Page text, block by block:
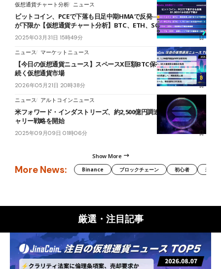
仮想通貨チャート分析 ニュース
ビットコイン、PCEで下落も日足中期HMAで反発──81,000ドル付近
が下限か【仮想通貨チャート分析】BTC、ETH、SOL、XRP
2025年03月31日 15時49分
ニュース マーケットニュース
【今日の仮想通貨ニュース】スペースX巨額BTC保有判明｜弱気警戒
続く仮想通貨市場
2026年05月21日 20時38分
ニュース アルトコインニュース
米フォワード・インダストリーズ、約2,500億円調達でソラナトレジ
ャリー戦略を開始
2025年09月09日 01時06分
Show More
More News: Binance ブロックチェーン 初心者 米国
厳選・注目記事